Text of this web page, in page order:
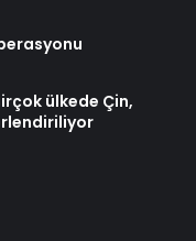
ülkede Çin,